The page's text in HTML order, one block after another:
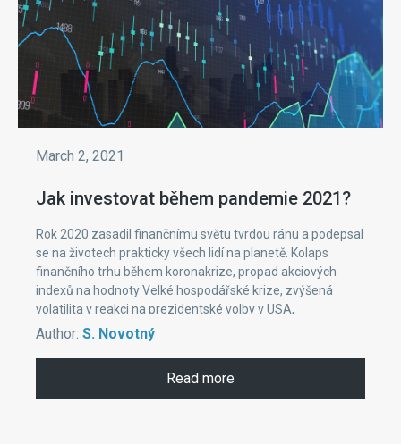
March 2, 2021
Jak investovat během pandemie 2021?
Rok 2020 zasadil finančnímu světu tvrdou ránu a podepsal
se na životech prakticky všech lidí na planetě. Kolaps
finančního trhu během koronakrize, propad akciových
indexů na hodnoty Velké hospodářské krize, zvýšená
volatilita v reakci na prezidentské volby v USA,
protikoronovou vakcínu a makroekonomické změny – to
Author: S. Novotný
Read more